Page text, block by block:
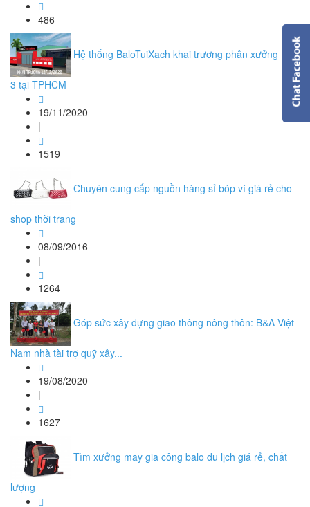
486
Hệ thống BaloTuiXach khai trương phân xưởng thứ
3 tại TPHCM
19/11/2020
|
1519
Chuyên cung cấp nguồn hàng sỉ bóp ví giá rẻ cho
shop thời trang
08/09/2016
|
1264
Góp sức xây dựng giao thông nông thôn: B&A Việt
Nam nhà tài trợ quỹ xây...
19/08/2020
|
1627
Tìm xưởng may gia công balo du lịch giá rẻ, chất
lượng